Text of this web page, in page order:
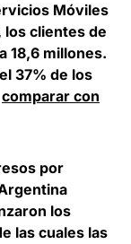
Móviles
los clientes de
18,6 millones.
37% de los
comparar con
por
los
las cuales las